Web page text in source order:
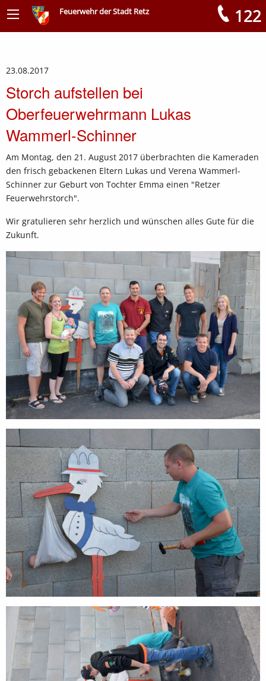
Feuerwehr der Stadt Retz 122
23.08.2017
Storch aufstellen bei
Oberfeuerwehrmann Lukas
Wammerl-Schinner
Am Montag, den 21. August 2017 überbrachten die Kameraden
den frisch gebackenen Eltern Lukas und Verena Wammerl-
Schinner zur Geburt von Tochter Emma einen "Retzer
Feuerwehrstorch".
Wir gratulieren sehr herzlich und wünschen alles Gute für die
Zukunft.